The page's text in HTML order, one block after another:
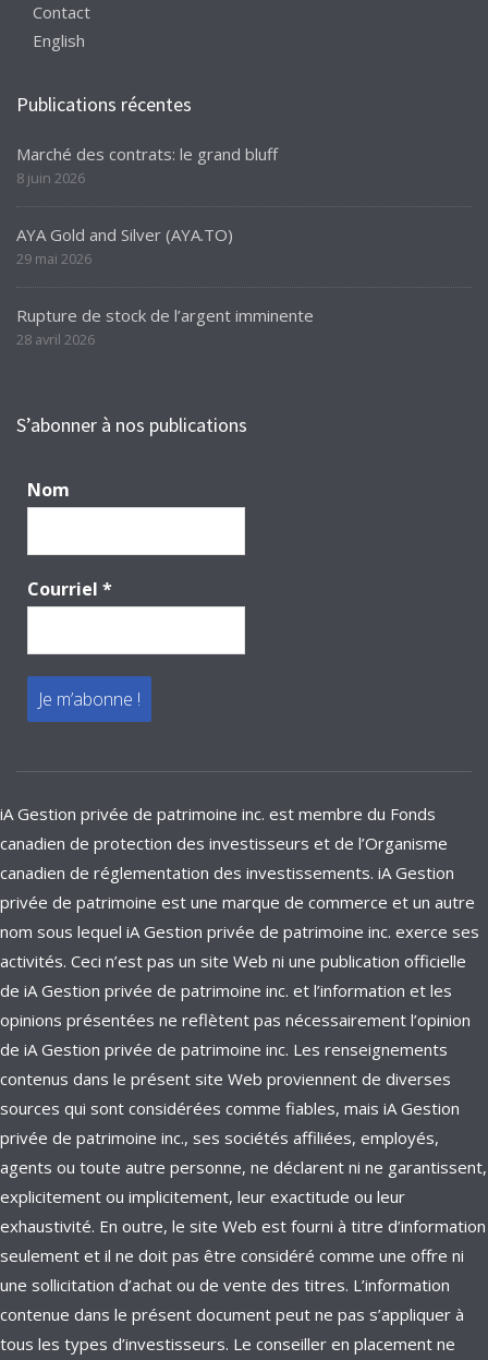
Contact
English
Publications récentes
Marché des contrats: le grand bluff
8 juin 2026
AYA Gold and Silver (AYA.TO)
29 mai 2026
Rupture de stock de l’argent imminente
28 avril 2026
S’abonner à nos publications
Nom
Courriel *
iA Gestion privée de patrimoine inc. est membre du Fonds
canadien de protection des investisseurs et de l’Organisme
canadien de réglementation des investissements. iA Gestion
privée de patrimoine est une marque de commerce et un autre
nom sous lequel iA Gestion privée de patrimoine inc. exerce ses
activités. Ceci n’est pas un site Web ni une publication officielle
de iA Gestion privée de patrimoine inc. et l’information et les
opinions présentées ne reflètent pas nécessairement l’opinion
de iA Gestion privée de patrimoine inc. Les renseignements
contenus dans le présent site Web proviennent de diverses
sources qui sont considérées comme fiables, mais iA Gestion
privée de patrimoine inc., ses sociétés affiliées, employés,
agents ou toute autre personne, ne déclarent ni ne garantissent,
explicitement ou implicitement, leur exactitude ou leur
exhaustivité. En outre, le site Web est fourni à titre d’information
seulement et il ne doit pas être considéré comme une offre ni
une sollicitation d’achat ou de vente des titres. L’information
contenue dans le présent document peut ne pas s’appliquer à
tous les types d’investisseurs. Le conseiller en placement ne